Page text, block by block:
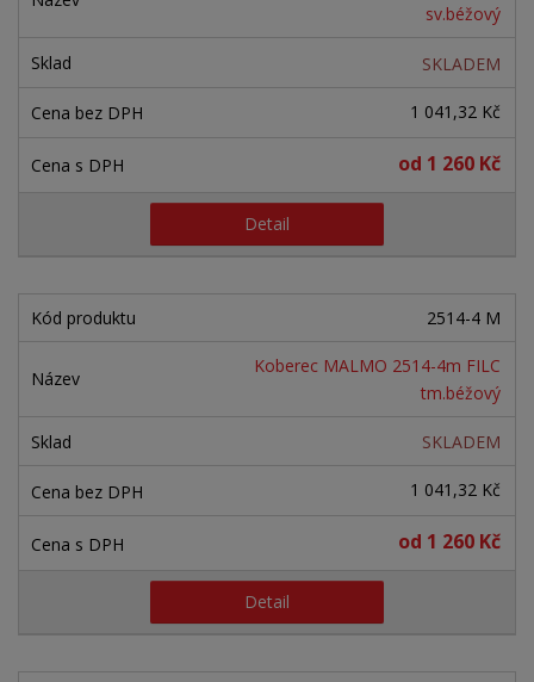
sv.béžový
SKLADEM
1 041,32 Kč
od 1 260 Kč
Detail
2514-4 M
Koberec MALMO 2514-4m FILC
tm.béžový
SKLADEM
1 041,32 Kč
od 1 260 Kč
Detail